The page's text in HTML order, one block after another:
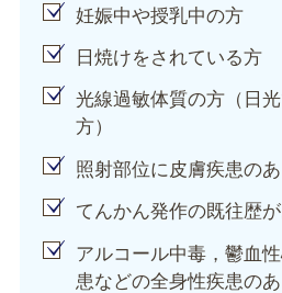
妊娠中や授乳中の方
日焼けをされている方
光線過敏体質の方（日
方）
照射部位に皮膚疾患の
てんかん発作の既往歴
アルコール中毒，鬱血
患などの全身性疾患の